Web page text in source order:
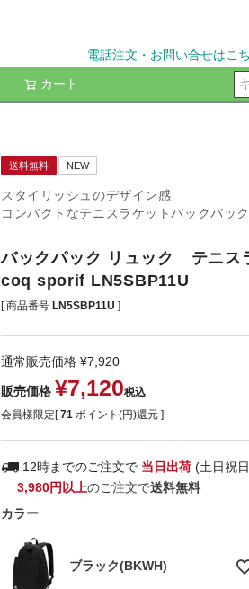
電話注文・お問い合せはこ
カート
送料無料 NEW
スタイリッシュのデザイン感
コンパクトなテニスラケットバックパック
バックパック リュック テニス
coq sporif LN5SBP11U
商品番号 LN5SBP11U
通常販売価格 ¥7,920
販売価格 ¥7,120税込
会員様限定[ 71 ポイント(円)還元 ]
12時までのご注文で 当日出荷(土日祝
3,980円以上のご注文で送料無料
カラー
ブラック(BKWH)